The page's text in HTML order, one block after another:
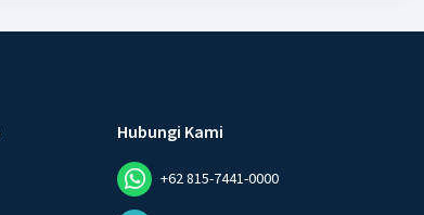
Hubungi Kami
+62 815-7441-0000